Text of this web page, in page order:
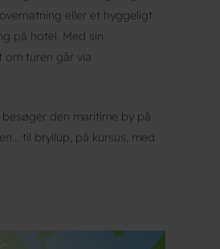
eller et hyggeligt
på hotel. Med sin
om turen går via
den maritime by på
til bryllup, på kursus, med